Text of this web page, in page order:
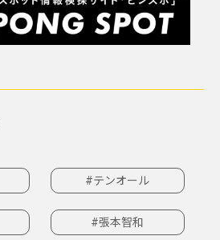
#テンオール
#張本智和